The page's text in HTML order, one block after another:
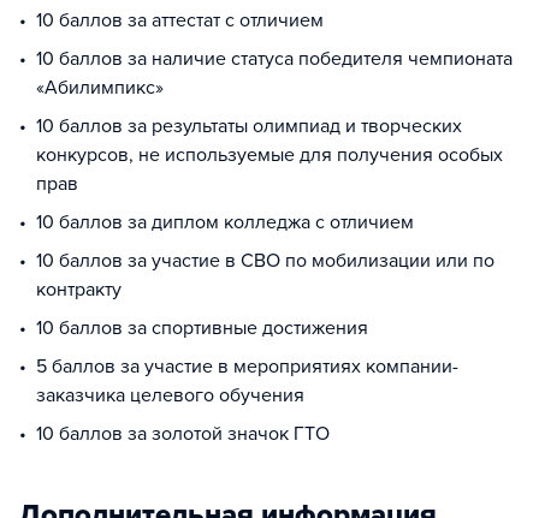
10 баллов за аттестат с отличием
10 баллов за наличие статуса победителя чемпионата
«Абилимпикс»
10 баллов за результаты олимпиад и творческих
конкурсов, не используемые для получения особых
прав
10 баллов за диплом колледжа с отличием
10 баллов за участие в СВО по мобилизации или по
контракту
10 баллов за спортивные достижения
5 баллов за участие в мероприятиях компании-
заказчика целевого обучения
10 баллов за золотой значок ГТО